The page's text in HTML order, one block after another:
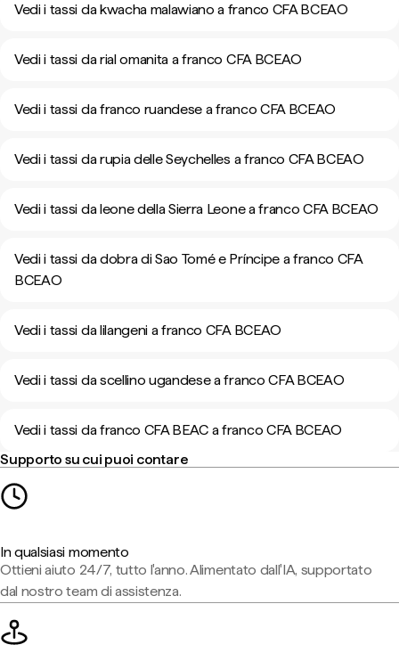
Vedi i tassi da kwacha malawiano a franco CFA BCEAO
Vedi i tassi da rial omanita a franco CFA BCEAO
Vedi i tassi da franco ruandese a franco CFA BCEAO
Vedi i tassi da rupia delle Seychelles a franco CFA BCEAO
Vedi i tassi da leone della Sierra Leone a franco CFA BCEAO
Vedi i tassi da dobra di Sao Tomé e Príncipe a franco CFA
BCEAO
Vedi i tassi da lilangeni a franco CFA BCEAO
Vedi i tassi da scellino ugandese a franco CFA BCEAO
Vedi i tassi da franco CFA BEAC a franco CFA BCEAO
Supporto su cui puoi contare
In qualsiasi momento
Ottieni aiuto 24/7, tutto l'anno. Alimentato dall'IA, supportato
dal nostro team di assistenza.